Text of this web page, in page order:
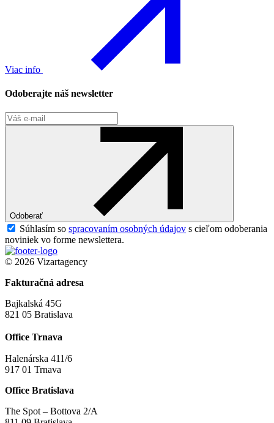
Viac info
Odoberajte náš newsletter
Odoberať
Súhlasím so spracovaním osobných údajov s cieľom odoberania
noviniek vo forme newslettera.
© 2026 Vizartagency
Fakturačná adresa
Bajkalská 45G
821 05 Bratislava
Office Trnava
Halenárska 411/6
917 01 Trnava
Office Bratislava
The Spot – Bottova 2/A